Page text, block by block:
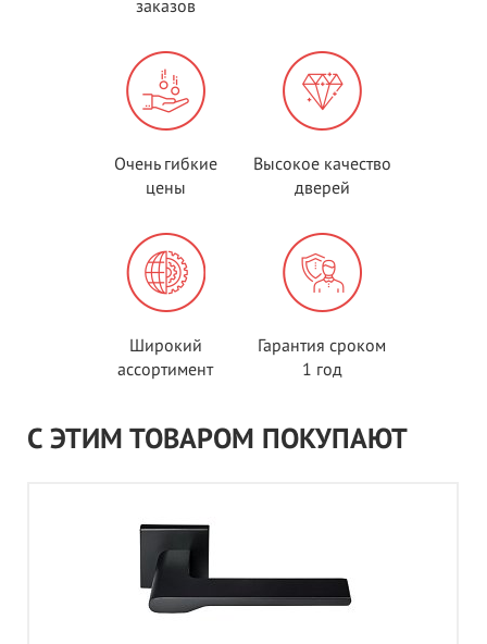
заказов
Очень гибкие
цены
Высокое качество
дверей
Широкий
ассортимент
Гарантия сроком
1 год
С ЭТИМ ТОВАРОМ ПОКУПАЮТ